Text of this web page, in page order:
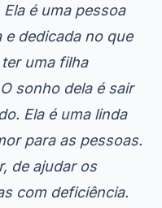
é uma pessoa
dedicada no que
uma filha
sonho dela é sair
Ela é uma linda
para as pessoas.
de ajudar os
com deficiência.